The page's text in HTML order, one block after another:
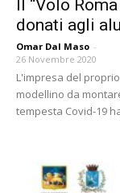
Il “Volo
donati agli
Omar Dal Maso -
26 Novembre 2020
L'impresa del
modellino da
tempesta Covid-19